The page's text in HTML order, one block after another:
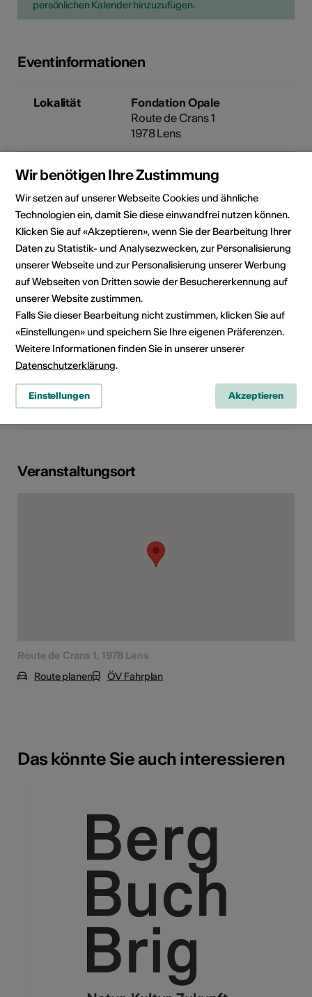
persönlichen Kalender hinzuzufügen.
Eventinformationen
Lokalität
Fondation Opale
Route de Crans 1
1978 Lens
Veranstalter
Fondation Opale
Route de Crans 1
Lens / Crans-Montana
(Switzerland)
1978 Lens
Telefon +41 (0)27 483 46 10
E-Mail
Webseite
Rubrik
Art der Veranstaltung
Veranstaltungsort
Route de Crans 1, 1978 Lens
Route planen
ÖV Fahrplan
Das könnte Sie auch interessieren
Wir benötigen Ihre Zustimmung
Wir setzen auf unserer Webseite Cookies und ähnliche
Technologien ein, damit Sie diese einwandfrei nutzen können.
Klicken Sie auf «Akzeptieren», wenn Sie der Bearbeitung Ihrer
Daten zu Statistik- und Analysezwecken, zur Personalisierung
unserer Webseite und zur Personalisierung unserer Werbung
auf Webseiten von Dritten sowie der Besuchererkennung auf
unserer Website zustimmen.
Falls Sie dieser Bearbeitung nicht zustimmen, klicken Sie auf
«Einstellungen» und speichern Sie Ihre eigenen Präferenzen.
Weitere Informationen finden Sie in unserer unserer
Datenschutzerklärung.
Einstellungen Akzeptieren